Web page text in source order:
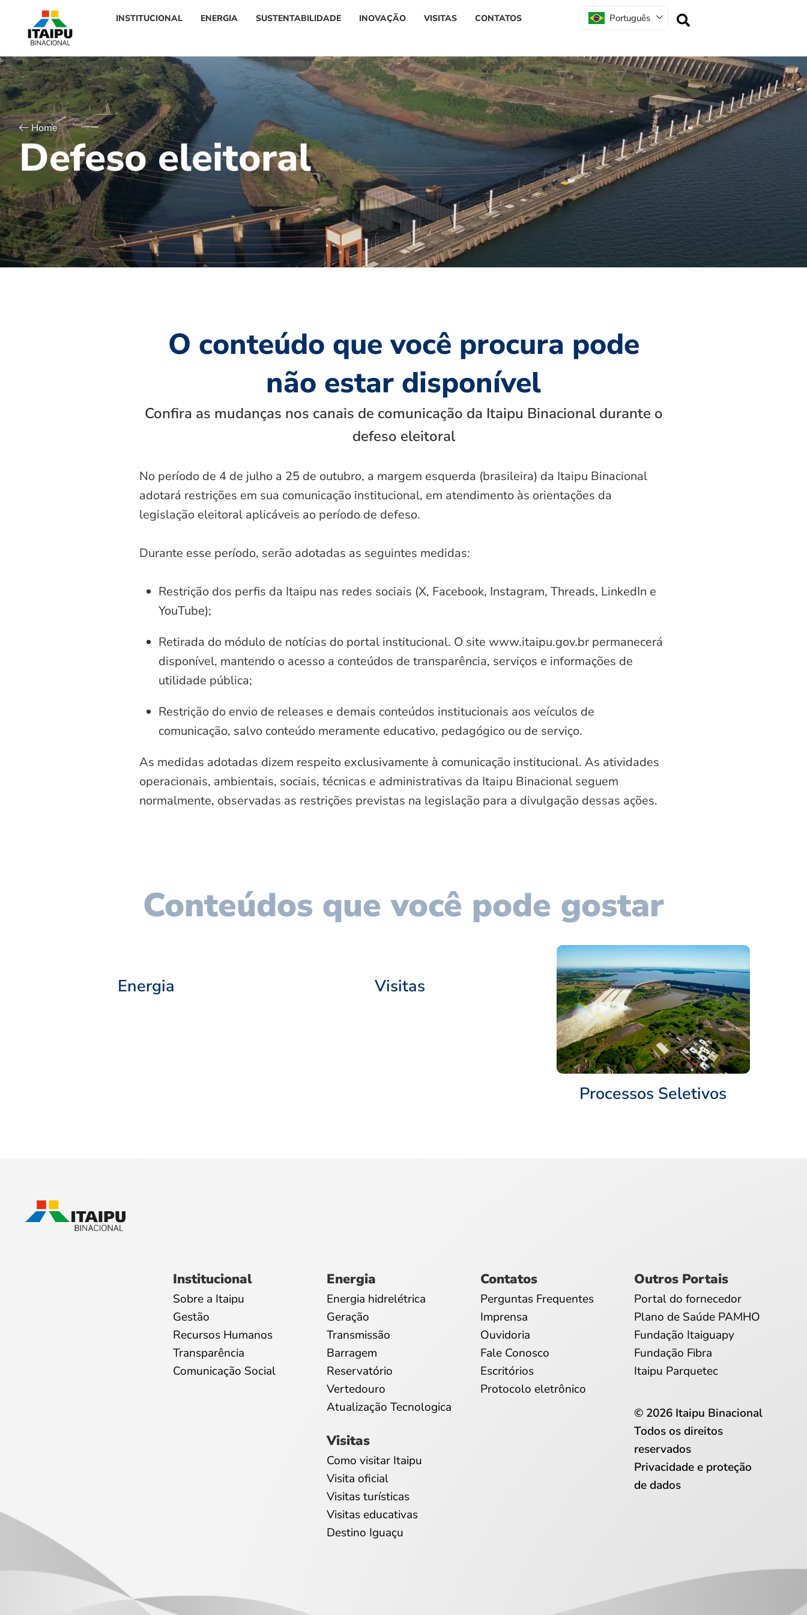
INSTITUCIONAL ENERGIA SUSTENTABILIDADE INOVAÇÃO VISITAS CONTATOS Português
Home
Defeso eleitoral
O conteúdo que você procura pode
não estar disponível
Confira as mudanças nos canais de comunicação da Itaipu Binacional durante o
defeso eleitoral
No período de 4 de julho a 25 de outubro, a margem esquerda (brasileira) da Itaipu Binacional
adotará restrições em sua comunicação institucional, em atendimento às orientações da
legislação eleitoral aplicáveis ao período de defeso.
Durante esse período, serão adotadas as seguintes medidas:
Restrição dos perfis da Itaipu nas redes sociais (X, Facebook, Instagram, Threads, LinkedIn e
YouTube);
Retirada do módulo de notícias do portal institucional. O site www.itaipu.gov.br permanecerá
disponível, mantendo o acesso a conteúdos de transparência, serviços e informações de
utilidade pública;
Restrição do envio de releases e demais conteúdos institucionais aos veículos de
comunicação, salvo conteúdo meramente educativo, pedagógico ou de serviço.
As medidas adotadas dizem respeito exclusivamente à comunicação institucional. As atividades
operacionais, ambientais, sociais, técnicas e administrativas da Itaipu Binacional seguem
normalmente, observadas as restrições previstas na legislação para a divulgação dessas ações.
Conteúdos que você pode gostar
Energia Visitas
Processos Seletivos
Institucional
Sobre a Itaipu
Gestão
Recursos Humanos
Transparência
Comunicação Social
Energia
Energia hidrelétrica
Geração
Transmissão
Barragem
Reservatório
Vertedouro
Atualização Tecnologica
Visitas
Como visitar Itaipu
Visita oficial
Visitas turísticas
Visitas educativas
Destino Iguaçu
Contatos
Perguntas Frequentes
Imprensa
Ouvidoria
Fale Conosco
Escritórios
Protocolo eletrônico
Outros Portais
Portal do fornecedor
Plano de Saúde PAMHO
Fundação Itaiguapy
Fundação Fibra
Itaipu Parquetec
© 2026 Itaipu Binacional
Todos os direitos
reservados
Privacidade e proteção
de dados